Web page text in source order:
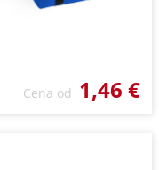
Cena od 1,46 €